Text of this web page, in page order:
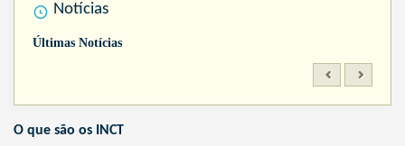
Notícias
Últimas Notícias
O que são os INCT